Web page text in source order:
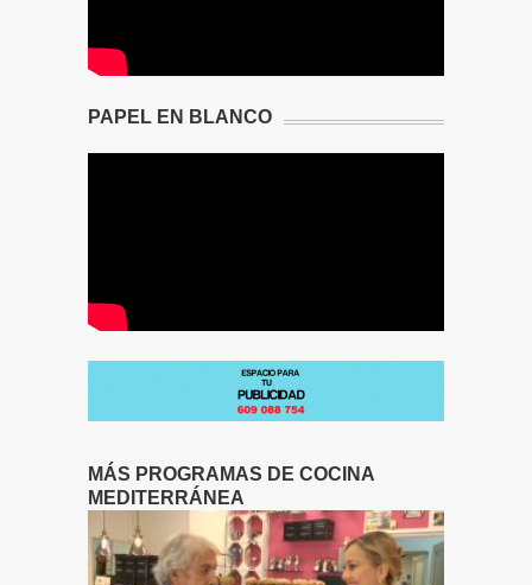
PAPEL EN BLANCO
MÁS PROGRAMAS DE COCINA
MEDITERRÁNEA